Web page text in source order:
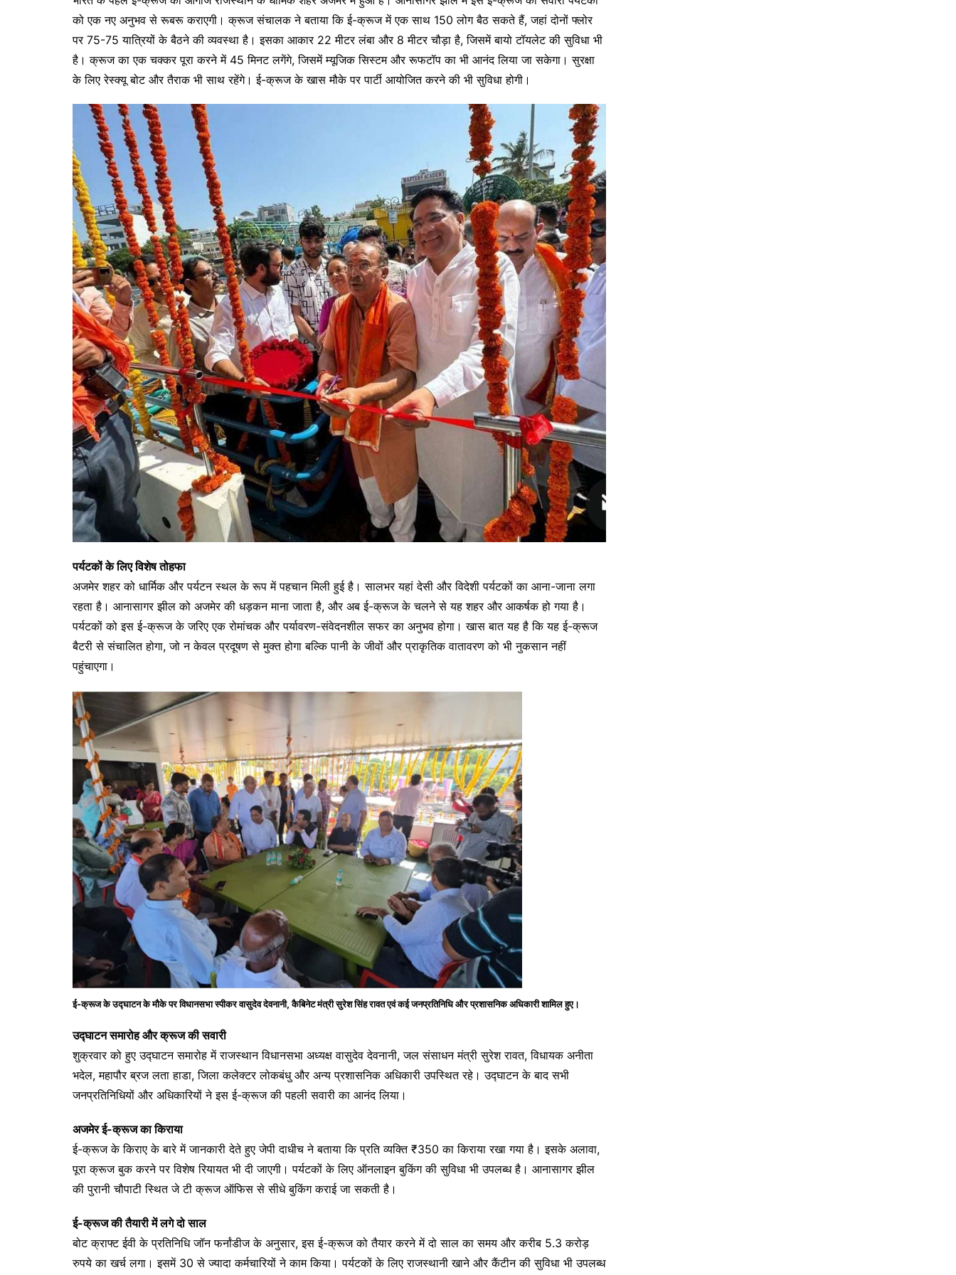
को एक नए अनुभव से रूबरू कराएगी। क्रूज संचालक ने बताया कि ई-क्रूज में एक साथ 150 लोग बैठ सकते हैं, जहां दोनों फ्लोर
पर 75-75 यात्रियों के बैठने की व्यवस्था है। इसका आकार 22 मीटर लंबा और 8 मीटर चौड़ा है, जिसमें बायो टॉयलेट की सुविधा भी
है। क्रूज का एक चक्कर पूरा करने में 45 मिनट लगेंगे, जिसमें म्यूजिक सिस्टम और रूफटॉप का भी आनंद लिया जा सकेगा। सुरक्षा
के लिए रेस्क्यू बोट और तैराक भी साथ रहेंगे। ई-क्रूज के खास मौके पर पार्टी आयोजित करने की भी सुविधा होगी।
पर्यटकों के लिए विशेष तोहफा
अजमेर शहर को धार्मिक और पर्यटन स्थल के रूप में पहचान मिली हुई है। सालभर यहां देसी और विदेशी पर्यटकों का आना-जाना लगा
रहता है। आनासागर झील को अजमेर की धड़कन माना जाता है, और अब ई-क्रूज के चलने से यह शहर और आकर्षक हो गया है।
पर्यटकों को इस ई-क्रूज के जरिए एक रोमांचक और पर्यावरण-संवेदनशील सफर का अनुभव होगा। खास बात यह है कि यह ई-क्रूज
बैटरी से संचालित होगा, जो न केवल प्रदूषण से मुक्त होगा बल्कि पानी के जीवों और प्राकृतिक वातावरण को भी नुकसान नहीं
पहुंचाएगा।
ई-क्रूज के उद्घाटन के मौके पर विधानसभा स्पीकर वासुदेव देवनानी, कैबिनेट मंत्री सुरेश सिंह रावत एवं कई जनप्रतिनिधि और प्रशासनिक अधिकारी शामिल हुए।
उद्घाटन समारोह और क्रूज की सवारी
शुक्रवार को हुए उद्घाटन समारोह में राजस्थान विधानसभा अध्यक्ष वासुदेव देवनानी, जल संसाधन मंत्री सुरेश रावत, विधायक अनीता
भदेल, महापौर ब्रज लता हाडा, जिला कलेक्टर लोकबंधु और अन्य प्रशासनिक अधिकारी उपस्थित रहे। उद्घाटन के बाद सभी
जनप्रतिनिधियों और अधिकारियों ने इस ई-क्रूज की पहली सवारी का आनंद लिया।
अजमेर ई-क्रूज का किराया
ई-क्रूज के किराए के बारे में जानकारी देते हुए जेपी दाधीच ने बताया कि प्रति व्यक्ति ₹350 का किराया रखा गया है। इसके अलावा,
पूरा क्रूज बुक करने पर विशेष रियायत भी दी जाएगी। पर्यटकों के लिए ऑनलाइन बुकिंग की सुविधा भी उपलब्ध है। आनासागर झील
की पुरानी चौपाटी स्थित जे टी क्रूज ऑफिस से सीधे बुकिंग कराई जा सकती है।
ई-क्रूज की तैयारी में लगे दो साल
बोट क्राफ्ट ईवी के प्रतिनिधि जॉन फर्नांडीज के अनुसार, इस ई-क्रूज को तैयार करने में दो साल का समय और करीब 5.3 करोड़
रुपये का खर्च लगा। इसमें 30 से ज्यादा कर्मचारियों ने काम किया। पर्यटकों के लिए राजस्थानी खाने और कैंटीन की सुविधा भी उपलब्ध